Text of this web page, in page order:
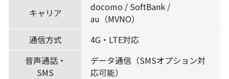
キャリア
docomo / SoftBank /
au（MVNO）
通信方式
4G・LTE対応
音声通話・
SMS
データ通信（SMSオプション対
応可能）